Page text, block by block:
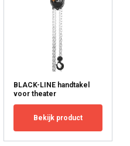
BLACK-LINE handtakel
voor theater
Bekijk product